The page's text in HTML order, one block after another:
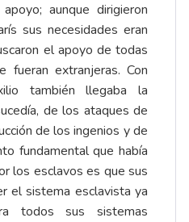
aunque dirigieron
sus necesidades eran
el apoyo de todas
fueran extranjeras. Con
también llegaba la
de los ataques de
de los ingenios y de
fundamental que había
los esclavos es que sus
el sistema esclavista ya
todos sus sistemas